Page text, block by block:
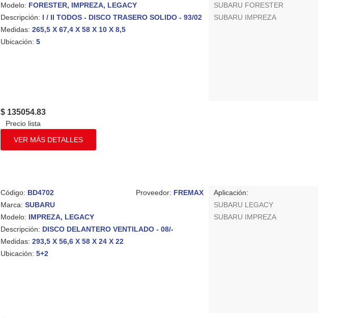
Modelo: FORESTER, IMPREZA, LEGACY
Descripción: I / II TODOS - DISCO TRASERO SOLIDO - 93/02
Medidas:265,5 X 67,4 X 58 X 10 X 8,5
Ubicación:5
SUBARU FORESTER
SUBARU IMPREZA
$ 135054.83
VER MÁS DETALLES
Código: BD4702 Proveedor: FREMAX
Marca:SUBARU
Modelo: IMPREZA, LEGACY
Descripción: DISCO DELANTERO VENTILADO - 08/-
Medidas:293,5 X 56,6 X 58 X 24 X 22
Ubicación:5+2
Aplicación:
SUBARU LEGACY
SUBARU IMPREZA